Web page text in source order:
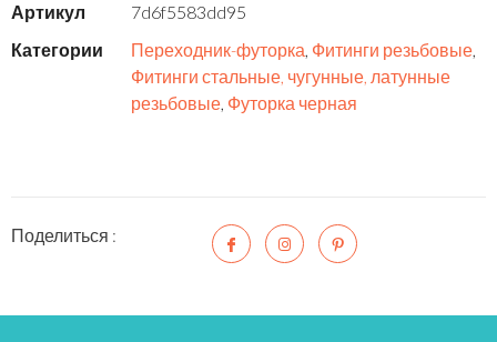
Артикул
7d6f5583dd95
Категории
Переходник-футорка, Фитинги резьбовые,
Фитинги стальные, чугунные, латунные
резьбовые, Футорка черная
Поделиться :